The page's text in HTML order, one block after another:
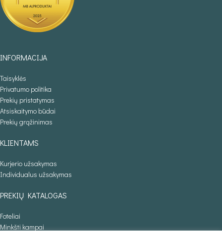
INFORMACIJA
Taisyklės
Privatumo politika
Prekių pristatymas
Atsiskaitymo būdai
Prekių grąžinimas
KLIENTAMS
Kurjerio užsakymas
Individualus užsakymas
PREKIŲ KATALOGAS
Foteliai
Minkšti kampai